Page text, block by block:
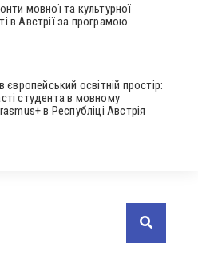
мовної та культурної
в Австрії за програмою
європейський освітній простір:
студента в мовному
в Республіці Австрія